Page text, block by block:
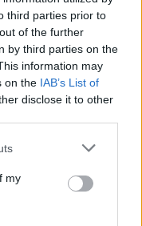
third parties prior to
of the further
by third parties on the
information may
on the IAB’s List of
disclose it to other
my
zware
PSV moet in de
uit welke pot de
League draait
losse wedstrijden
campagne. Je kunt